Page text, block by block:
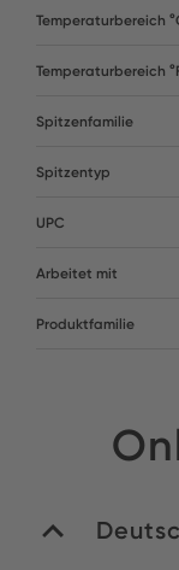
Temperaturbereich
Temperaturbereich
Spitzenfamilie
Spitzentyp
UPC
Arbeitet mit
Produktfamilie